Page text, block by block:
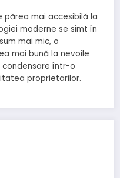
mai accesibilă la
moderne se simt în
mai mic, o
mai bună la nevoile
într-o
proprietarilor.